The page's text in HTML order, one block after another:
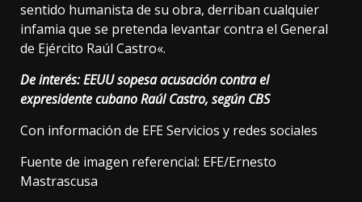
sentido humanista de su obra, derriban cualquier
infamia que se pretenda levantar contra el General
de Ejército Raúl Castro«.
De interés:EEUU sopesa acusación contra el
expresidente cubano Raúl Castro, según CBS
Con información de EFE Servicios y redes sociales
Fuente de imagen referencial: EFE/Ernesto
Mastrascusa